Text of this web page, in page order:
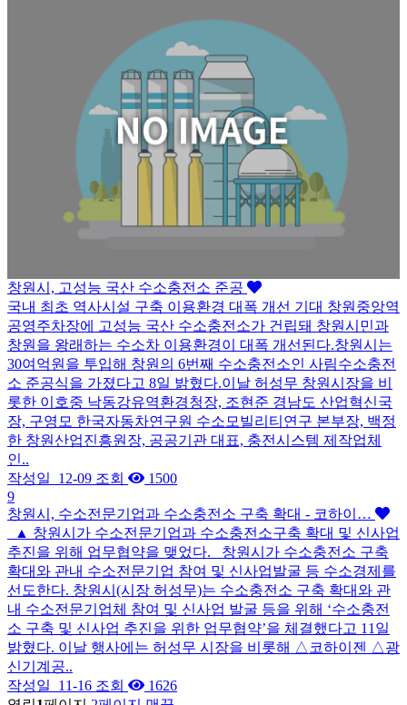
창원시, 고성능 국산 수소충전소 준공
국내 최초 역사시설 구축 이용환경 대폭 개선 기대 창원중앙역
공영주차장에 고성능 국산 수소충전소가 건립돼 창원시민과
창원을 왕래하는 수소차 이용환경이 대폭 개선된다.창원시는
30여억원을 투입해 창원의 6번째 수소충전소인 사림수소충전
소 준공식을 가졌다고 8일 밝혔다.이날 허성무 창원시장을 비
롯한 이호중 낙동강유역환경청장, 조현준 경남도 산업혁신국
장, 구영모 한국자동차연구원 수소모빌리티연구 본부장, 백정
한 창원산업진흥원장, 공공기관 대표, 충전시스템 제작업체
인..
작성일
12-09 조회
1500
9
창원시, 수소전문기업과 수소충전소 구축 확대 - 코하이…
▲ 창원시가 수소전문기업과 수소충전소구축 확대 및 신사업
추진을 위해 업무협약을 맺었다. 창원시가 수소충전소 구축
확대와 관내 수소전문기업 참여 및 신사업발굴 등 수소경제를
선도한다. 창원시(시장 허성무)는 수소충전소 구축 확대와 관
내 수소전문기업체 참여 및 신사업 발굴 등을 위해 ‘수소충전
소 구축 및 신사업 추진을 위한 업무협약’을 체결했다고 11일
밝혔다. 이날 행사에는 허성무 시장을 비롯해 △코하이젠 △광
신기계공..
작성일
11-16 조회
1626